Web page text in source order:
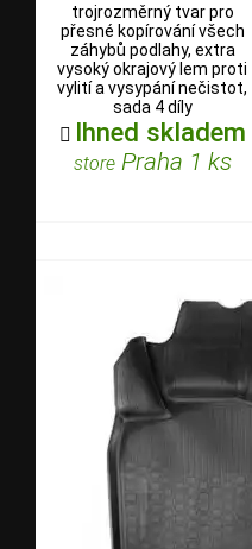
trojrozměrný tvar pro
přesné kopírování všech
záhybů podlahy, extra
vysoký okrajový lem proti
vylití a vysypání nečistot,
sada 4 díly
 Ihned skladem
storePraha 1 ks